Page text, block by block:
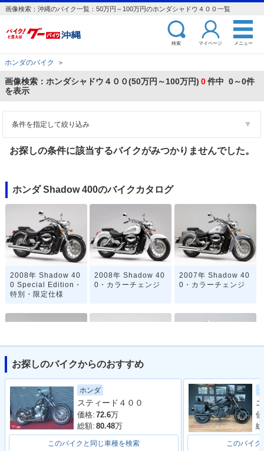
画像検索：沖縄のバイク一覧：50万円～100万円のホンダシャドウ４００一覧
検索 マイページ メニュー
ホンダのバイク ＞
画像検索：ホンダシャドウ４００(50万円～100万円) 0件中 0～0件
を表示
条件を指定して絞り込み
お探しの条件に該当するバイクがみつかりませんでした。
ホンダ Shadow 400のバイクカタログ
2008年 Shadow 40
0 Special Edition・
特別・限定仕様
2008年 Shadow 40
0・カラーチェンジ
2007年 Shadow 40
0・カラーチェンジ
2007年 Shadow 40
0・カラーチェンジ
2006年 Shadow 40
0・カラーチェンジ
2005年 Shadow 40
0・カラーチェンジ
お探しのバイクからのおすすめ
ホンダ
スティード４００
価格: 72.6万
総額: 80.48万
このバイクと同じ車種を検索 このバイク